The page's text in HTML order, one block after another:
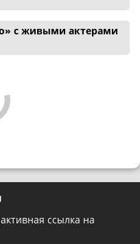
с живыми актерами
ссылка на